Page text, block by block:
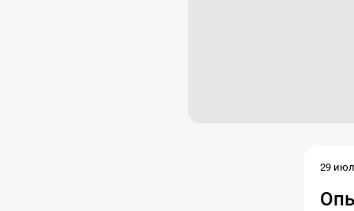
29